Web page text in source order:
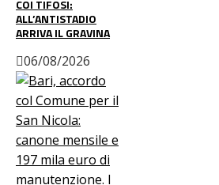
COI TIFOSI:
ALL’ANTISTADIO
ARRIVA IL GRAVINA
06/08/2026